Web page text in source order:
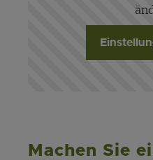
Machen Sie